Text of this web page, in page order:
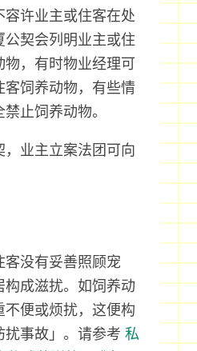
容许业主或住客在处
公契会列明业主或住
，有时物业经理可
客饲养动物，有些情
止饲养动物。
业主立案法团可向
没有妥善照顾宠
成滋扰。如饲养动
便或烦扰，这便构
扰事故」。请参考 私